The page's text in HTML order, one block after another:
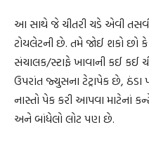
આ સાથે જે ચીતરી ચડે એવી
ટોયલેટની છે. તમે જોઈ શકો છો
સંચાલક/સ્ટાફે ખાવાની કઈ કઈ
ઉપરાંત જ્યુસના ટેટ્રાપેક છે, ઠંડા
નાસ્તો પેક કરી આપવા માટેનાં
અને બાંધેલો લોટ પણ છે.